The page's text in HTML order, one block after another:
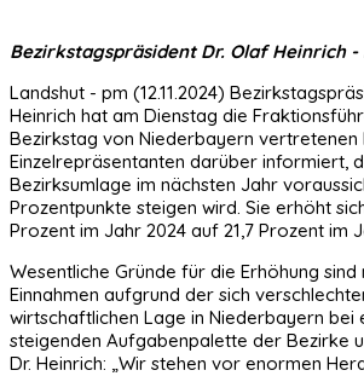
Bezirkstagspräsident Dr. Olaf Heinrich -
Landshut - pm (12.11.2024)
Heinrich hat am Dienstag die
Bezirkstag von Niederbayern vertretenen
Einzelrepräsentanten darüber informiert,
Bezirksumlage im nächsten Jahr
Prozentpunkte steigen wird. Sie erhöht
Prozent im Jahr 2024 auf 21,7 Prozent im
Wesentliche Gründe für die Erhöhung
Einnahmen aufgrund der sich
wirtschaftlichen Lage in Niederbayern bei
steigenden Aufgabenpalette der Bezirke
Dr. Heinrich: „Wir stehen vor enormen